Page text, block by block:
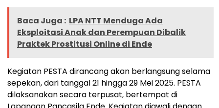
Baca Juga : LPA NTT Menduga Ada
Eksploitasi Anak dan Perempuan Dibalik
Praktek Prostitusi Online di Ende
Kegiatan PESTA dirancang akan berlangsung selama
sepekan, dari tanggal 21 hingga 29 Mei 2025. PESTA
dilaksanakan secara terpusat, bertempat di